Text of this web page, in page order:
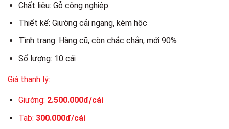
Chất liệu: Gỗ công nghiệp
Thiết kế: Giường cải ngang, kèm hộc
Tình trạng: Hàng cũ, còn chắc chắn, mới 90%
Số lượng: 10 cái
Giá thanh lý:
Giường: 2.500.000đ/cái
Tab: 300.000đ/cái